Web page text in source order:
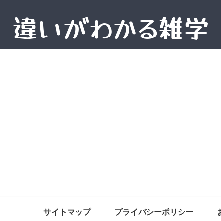
サイトマップ プライバシーポリシー